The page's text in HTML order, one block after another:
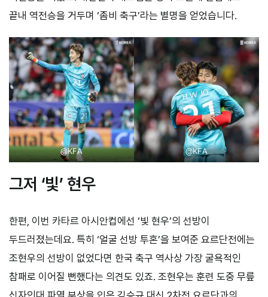
끝내 역전승을 거두며 ‘좀비 축구’라는 별명을 얻었습니다.
@KFA @KFA
그저 ‘빛’ 현우
한편, 이번 카타르 아시안컵에선 ‘빛 현우’의 선방이
두드러졌는데요. 특히 ‘얼굴 선방 투혼’을 보여준 요르단전에는
조현우의 선방이 없었다면 한국 축구 역사상 가장 굴욕적인
참패로 이어질 뻔했다는 의견도 있죠. 조현우는 훈련 도중 무릎